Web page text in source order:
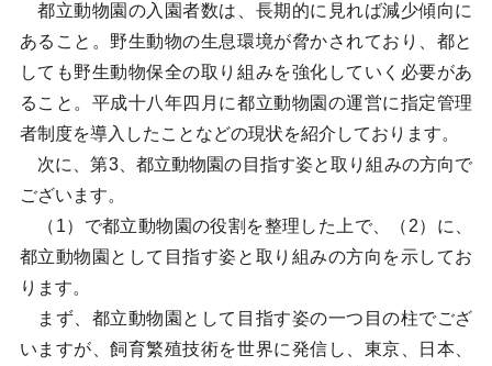
都立動物園の入園者数は、長期的に見れば減少傾向に
あること。野生動物の生息環境が脅かされており、都と
しても野生動物保全の取り組みを強化していく必要があ
ること。平成十八年四月に都立動物園の運営に指定管理
者制度を導入したことなどの現状を紹介しております。
次に、第3、都立動物園の目指す姿と取り組みの方向で
ございます。
（1）で都立動物園の役割を整理した上で、（2）に、
都立動物園として目指す姿と取り組みの方向を示してお
ります。
まず、都立動物園として目指す姿の一つ目の柱でござ
いますが、飼育繁殖技術を世界に発信し、東京、日本、